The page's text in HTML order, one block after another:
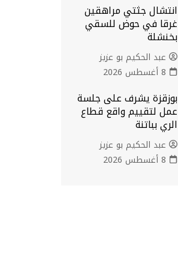
انتشال جثتي مراهقين
غرقا في حوض للسقي
بخنشلة
عبد الحكيم بو عزيز
8 أغسطس 2026
بوزقزة يشرف على جلسة
عمل لتقييم واقع قطاع
الري بباتنة
عبد الحكيم بو عزيز
8 أغسطس 2026